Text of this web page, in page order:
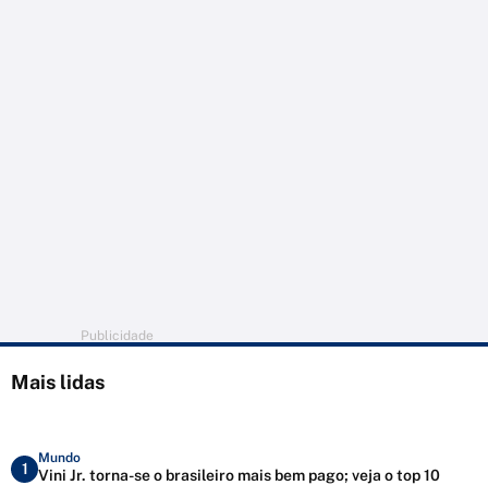
Publicidade
Mais lidas
1
Mundo
Vini Jr. torna-se o brasileiro mais bem pago; veja o top 10